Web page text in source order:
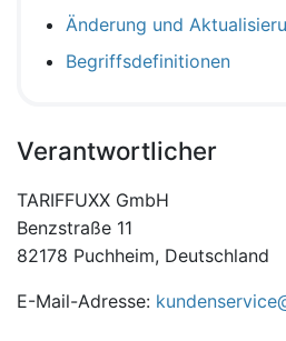
Änderung und
Begriffsdefinitionen
Verantwortlicher
TARIFFUXX GmbH
Benzstraße 11
82178 Puchheim, Deutschland
E-Mail-Adresse: